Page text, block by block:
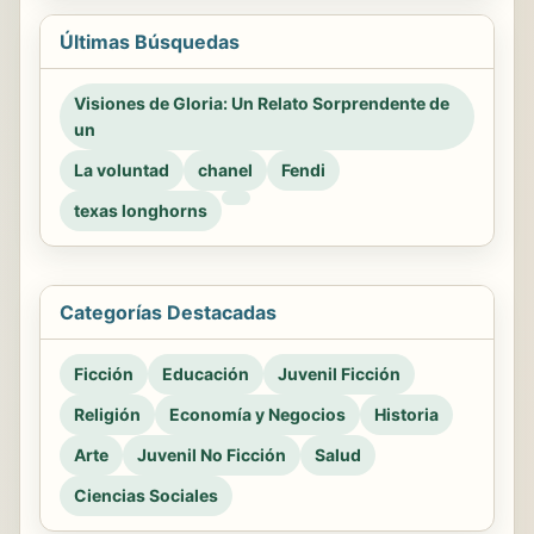
Últimas Búsquedas
Visiones de Gloria: Un Relato Sorprendente de
un
La voluntad
chanel
Fendi
texas longhorns
Categorías Destacadas
Ficción Educación
Juvenil Ficción
Religión
Economía y Negocios
Historia
Arte
Juvenil No Ficción
Salud
Ciencias Sociales